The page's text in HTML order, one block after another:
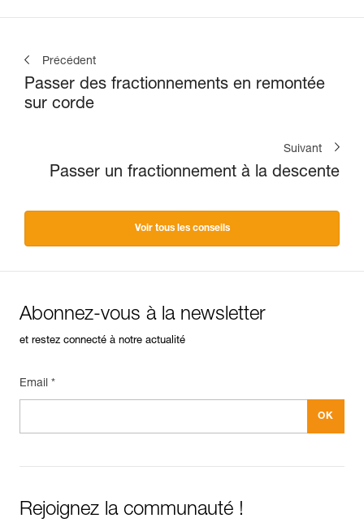
Précédent
Passer des fractionnements en remontée
sur corde
Suivant
Passer un fractionnement à la descente
Voir tous les conseils
Abonnez-vous à la newsletter
et restez connecté à notre actualité
Email *
Rejoignez la communauté !